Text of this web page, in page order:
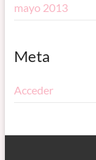
mayo 2013
Meta
Acceder